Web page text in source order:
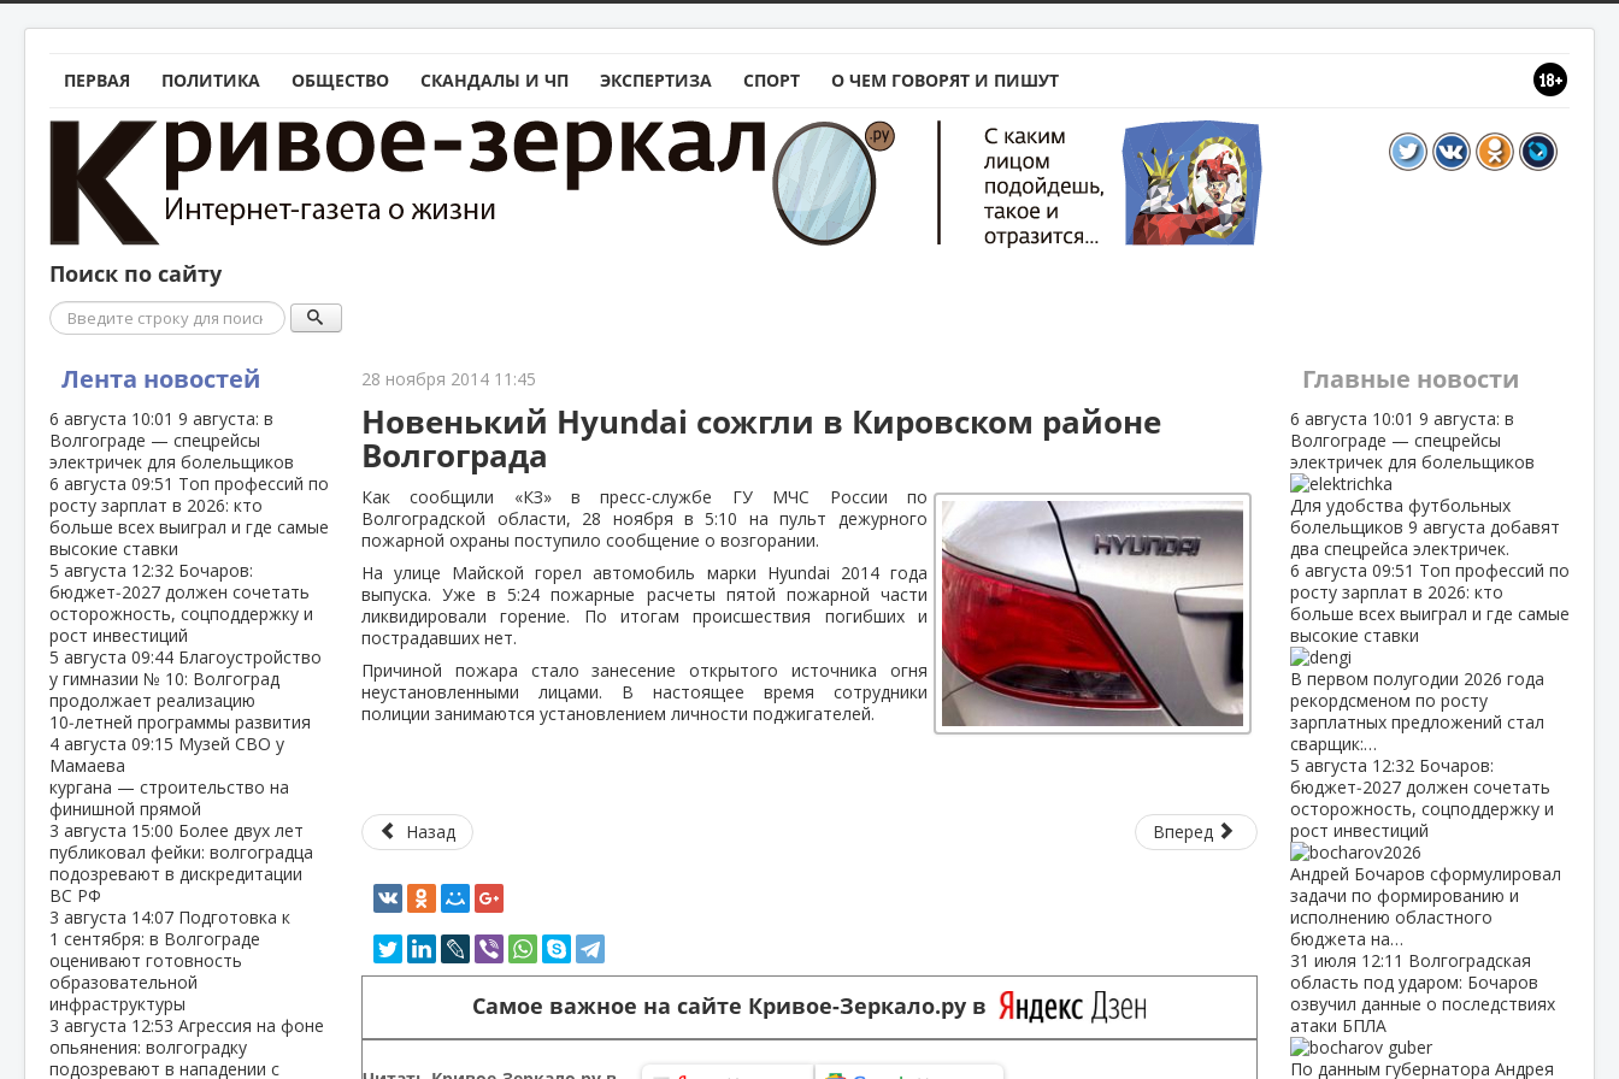
ПЕРВАЯ ПОЛИТИКА ОБЩЕСТВО СКАНДАЛЫ И ЧП ЭКСПЕРТИЗА СПОРТ О ЧЕМ ГОВОРЯТ И ПИШУТ
Поиск по сайту
Поиск
Лента новостей
6 августа 10:01 9 августа: в
Волгограде — спецрейсы
электричек для болельщиков
6 августа 09:51 Топ профессий по
росту зарплат в 2026: кто
больше всех выиграл и где самые
высокие ставки
5 августа 12:32 Бочаров:
бюджет‑2027 должен сочетать
осторожность, соцподдержку и
рост инвестиций
5 августа 09:44 Благоустройство
у гимназии № 10: Волгоград
продолжает реализацию
10‑летней программы развития
4 августа 09:15 Музей СВО у
Мамаева
кургана — строительство на
финишной прямой
3 августа 15:00 Более двух лет
публиковал фейки: волгоградца
подозревают в дискредитации
ВС РФ
3 августа 14:07 Подготовка к
1 сентября: в Волгограде
оценивают готовность
образовательной
инфраструктуры
3 августа 12:53 Агрессия на фоне
опьянения: волгоградку
подозревают в нападении с
28 ноября 2014 11:45
Новенький Hyundai сожгли в Кировском районе
Волгограда
Как сообщили «КЗ» в пресс-службе ГУ МЧС России по
Волгоградской области, 28 ноября в 5:10 на пульт дежурного
пожарной охраны поступило сообщение о возгорании.
На улице Майской горел автомобиль марки Hyundai 2014 года
выпуска. Уже в 5:24 пожарные расчеты пятой пожарной части
ликвидировали горение. По итогам происшествия погибших и
пострадавших нет.
Причиной пожара стало занесение открытого источника огня
неустановленными лицами. В настоящее время сотрудники
полиции занимаются установлением личности поджигателей.
Назад Вперед
Самое важное на сайте Кривое-Зеркало.ру в
Главные новости
6 августа 10:01 9 августа: в
Волгограде — спецрейсы
электричек для болельщиков
Для удобства футбольных
болельщиков 9 августа добавят
два спецрейса электричек.
6 августа 09:51 Топ профессий по
росту зарплат в 2026: кто
больше всех выиграл и где самые
высокие ставки
В первом полугодии 2026 года
рекордсменом по росту
зарплатных предложений стал
сварщик:…
5 августа 12:32 Бочаров:
бюджет‑2027 должен сочетать
осторожность, соцподдержку и
рост инвестиций
Андрей Бочаров сформулировал
задачи по формированию и
исполнению областного
бюджета на…
31 июля 12:11 Волгоградская
область под ударом: Бочаров
озвучил данные о последствиях
атаки БПЛА
По данным губернатора Андрея